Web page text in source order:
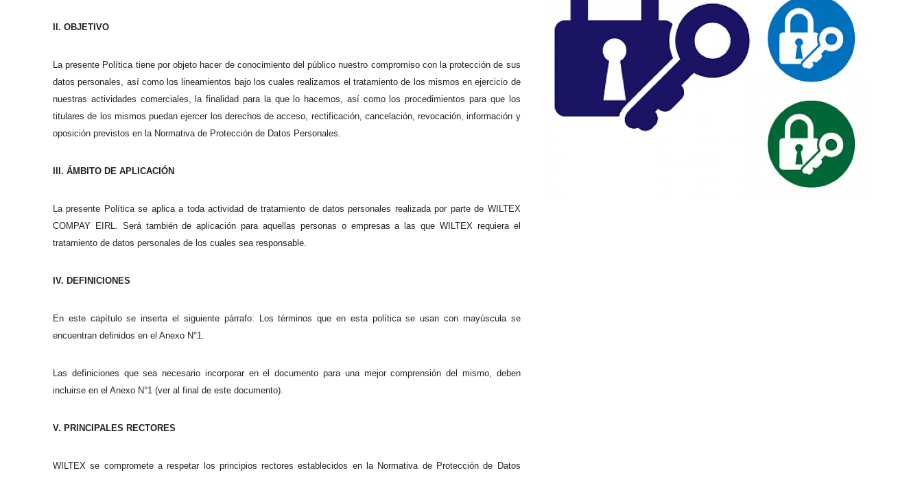
II. OBJETIVO
La presente Política tiene por objeto hacer de conocimiento del público nuestro compromiso con la protección de sus
datos personales, así como los lineamientos bajo los cuales realizamos el tratamiento de los mismos en ejercicio de
nuestras actividades comerciales, la finalidad para la que lo hacemos, así como los procedimientos para que los
titulares de los mismos puedan ejercer los derechos de acceso, rectificación, cancelación, revocación, información y
oposición previstos en la Normativa de Protección de Datos Personales.
III. ÁMBITO DE APLICACIÓN
La presente Política se aplica a toda actividad de tratamiento de datos personales realizada por parte de WILTEX
COMPAY EIRL. Será también de aplicación para aquellas personas o empresas a las que WILTEX requiera el
tratamiento de datos personales de los cuales sea responsable.
IV. DEFINICIONES
En este capítulo se inserta el siguiente párrafo: Los términos que en esta política se usan con mayúscula se
encuentran definidos en el Anexo N°1.
Las definiciones que sea necesario incorporar en el documento para una mejor comprensión del mismo, deben
incluirse en el Anexo N°1 (ver al final de este documento).
V. PRINCIPALES RECTORES
WILTEX se compromete a respetar los principios rectores establecidos en la Normativa de Protección de Datos